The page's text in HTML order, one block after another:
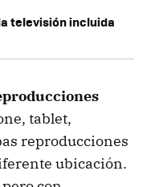
televisión incluida
tablet,
reproducciones
ubicación.